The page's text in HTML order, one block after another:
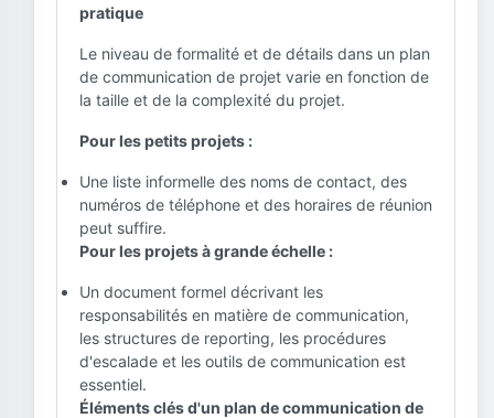
pratique
Le niveau de formalité et de détails dans un plan
de communication de projet varie en fonction de
la taille et de la complexité du projet.
Pour les petits projets :
Une liste informelle des noms de contact, des
numéros de téléphone et des horaires de réunion
peut suffire.
Pour les projets à grande échelle :
Un document formel décrivant les
responsabilités en matière de communication,
les structures de reporting, les procédures
d'escalade et les outils de communication est
essentiel.
Éléments clés d'un plan de communication de